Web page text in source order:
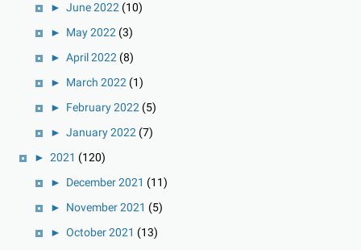
► June 2022 (10)
► May 2022 (3)
► April 2022 (8)
► March 2022 (1)
► February 2022 (5)
► January 2022 (7)
► 2021 (120)
► December 2021 (11)
► November 2021 (5)
► October 2021 (13)